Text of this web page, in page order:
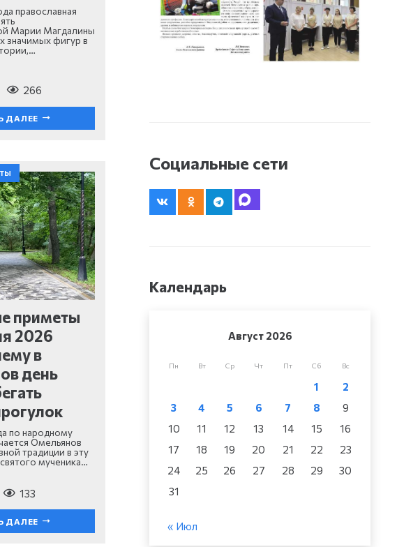
православная
Марии Магдалины
значимых фигур в
266
ДАЛЕЕ
приметы
2026
в
день
по народному
Омельянов
традиции в эту
мученика…
133
ДАЛЕЕ
Социальные сети
Календарь
Август 2026
Пн Вт Ср Чт Пт Сб Вс
1
2
3
4 5 6 7 8
9
10
11 12 13 14 15
16
17
18 19 20 21 22
23
24
25 26 27 28 29
30
31
« Июл